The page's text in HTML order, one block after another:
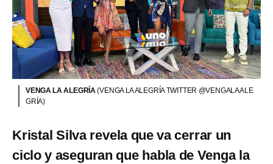
VENGA LA ALEGRÍA(VENGA LA ALEGRÍA TWITTER @VENGALAALE
GRÍA)
Kristal Silva revela que va cerrar un
ciclo y aseguran que habla de Venga la